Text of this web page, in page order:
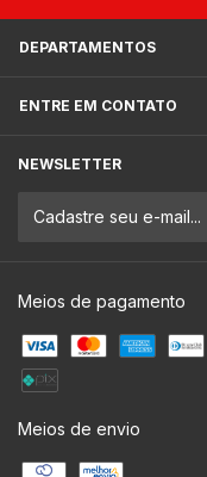
DEPARTAMENTOS
ENTRE EM CONTATO
NEWSLETTER
Meios de pagamento
Meios de envio